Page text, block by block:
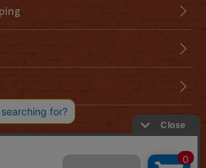
cookieについて